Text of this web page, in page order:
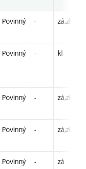
Povinný - zá,zk
Povinný - kl
Povinný - zá,zk
Povinný - zá,zk
Povinný - zá